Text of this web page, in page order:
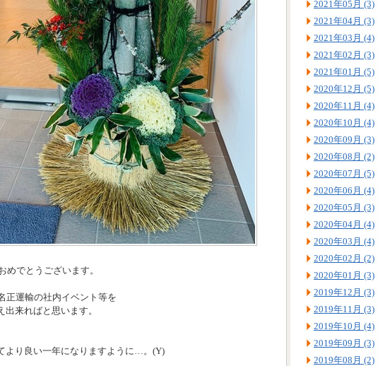
でとうございます。
正運輸の社内イベント等を
来ればと思います。
より良い一年になりますように…。(Y)
2021年05月 (3)
2021年04月 (3)
2021年03月 (4)
2021年02月 (3)
2021年01月 (5)
2020年12月 (5)
2020年11月 (4)
2020年10月 (4)
2020年09月 (3)
2020年08月 (2)
2020年07月 (5)
2020年06月 (4)
2020年05月 (3)
2020年04月 (4)
2020年03月 (4)
2020年02月 (2)
2020年01月 (3)
2019年12月 (3)
2019年11月 (3)
2019年10月 (4)
2019年09月 (3)
2019年08月 (2)